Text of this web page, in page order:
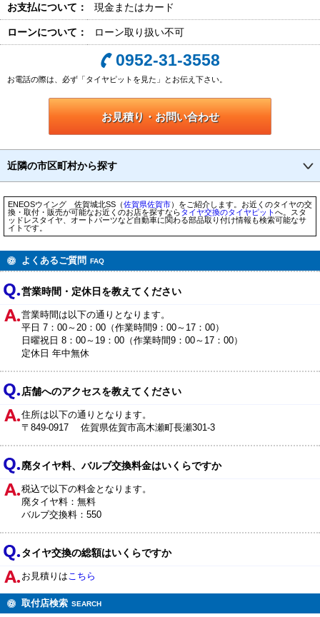
お支払について： 現金またはカード
ローンについて： ローン取り扱い不可
0952-31-3558
お電話の際は、必ず「タイヤピットを見た」とお伝え下さい。
お見積り・お問い合わせ
近隣の市区町村から探す
ENEOSウイング 佐賀城北SS（佐賀県佐賀市）をご紹介します。お近くのタイヤの交
換・取付・販売が可能なお近くのお店を探すならタイヤ交換のタイヤピットへ。スタ
ッドレスタイヤ、オートパーツなど自動車に関わる部品取り付け情報も検索可能なサ
イトです。
よくあるご質問 FAQ
営業時間・定休日を教えてください
営業時間は以下の通りとなります。
平日 7：00～20：00（作業時間9：00～17：00）
日曜祝日 8：00～19：00（作業時間9：00～17：00）
定休日 年中無休
店舗へのアクセスを教えてください
住所は以下の通りとなります。
〒849-0917 佐賀県佐賀市高木瀬町長瀬301-3
廃タイヤ料、バルブ交換料金はいくらですか
税込で以下の料金となります。
廃タイヤ料：無料
バルブ交換料：550
タイヤ交換の総額はいくらですか
お見積りはこちら
取付店検索 SEARCH